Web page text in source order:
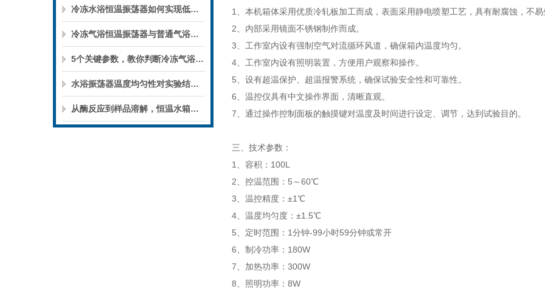
冷冻水浴恒温振荡器如何实现低温下的微生物培养？
冷冻气浴恒温振荡器与普通气浴振荡器的区别
5个关键参数，教你判断冷冻气浴恒温振荡器的性能优劣
水浴振荡器温度均匀性对实验结果的影响
从酶反应到样品溶解，恒温水箱的实验用途
1
、本机箱体采用优质冷轧板加工而成，表面采用静电喷塑工艺，具有耐腐蚀，不易
2 、内部采用镜面不锈钢制作而成。
3 、工作室内设有强制空气对流循环风道，确保箱内温度均匀。
4 、工作室内设有照明装置，方便用户观察和操作。
5 、设有超温保护、超温报警系统，确保试验安全性和可靠性。
6 、温控仪具有中文操作界面，清晰直观。
7 、通过操作控制面板的触摸键对温度及时间进行设定、调节，达到试验目的。
三、 技术参数：
1
、容积： 100L
2 、控温范围： 5 ～60℃
3 、温控精度： ±1℃
4 、温度均匀度： ±1.5℃
5 、定时范围： 1分钟-99小时59分钟或常开
6 、制冷功率： 180W
7 、加热功率： 300W
8 、照明功率： 8W